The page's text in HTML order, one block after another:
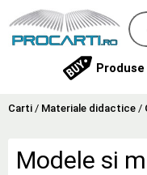
Produse
Carti / Materiale didactice /
Modele si